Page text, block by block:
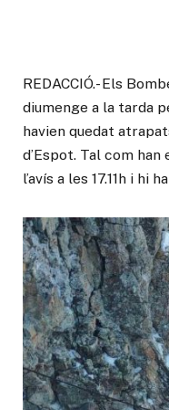
REDACCIÓ.- Els
diumenge a la tarda
havien quedat
d’Espot. Tal com
l’avís a les 17.11h i hi